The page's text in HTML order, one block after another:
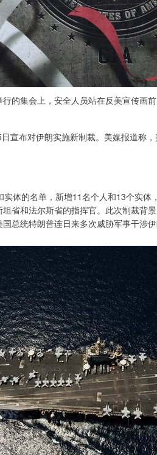
集会上，安全人员站在反美宣传画
布对伊朗实施新制裁。美媒报道称，
的名单，新增11名个人和13个实体
省和法尔斯省的指挥官。此次制裁背
总统特朗普连日来多次威胁军事干涉伊